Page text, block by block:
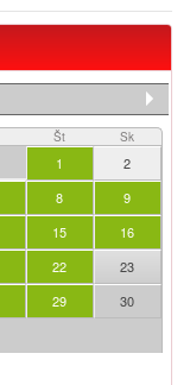
Št Sk
1
2
8
9
15
16
22
23
29
30